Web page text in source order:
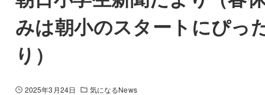
みは朝小のスタートにぴっ
り）
2025年3月24日 気になるNews